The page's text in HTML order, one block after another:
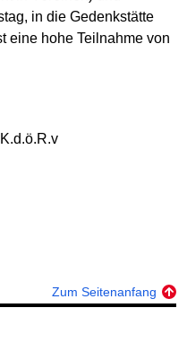
in die Gedenkstätte
eine hohe Teilnahme von
Zum Seitenanfang